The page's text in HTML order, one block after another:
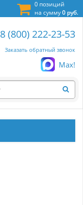
0 позиций
на сумму0 руб.
8 (800) 222-23-53
Заказать обратный звонок
Max!